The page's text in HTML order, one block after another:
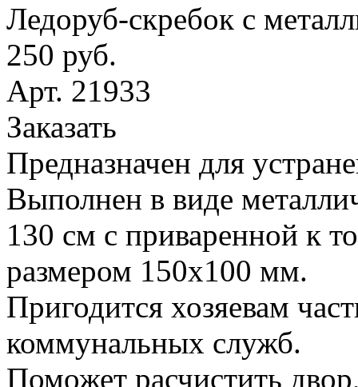
Ледоруб-скребок с
250 руб.
Арт. 21933
Заказать
Предназначен для
Выполнен в виде
130 см с приваренной к
размером 150х100 мм.
Пригодится хозяевам
коммунальных служб.
Поможет расчистить